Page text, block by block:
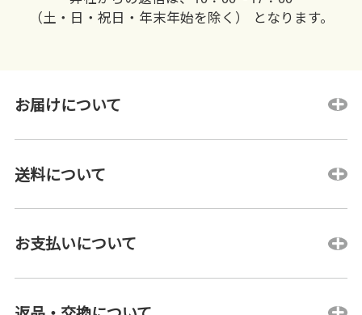
（土・日・祝日・年末年始を除く） となります。
お届けについて
送料について
お支払いについて